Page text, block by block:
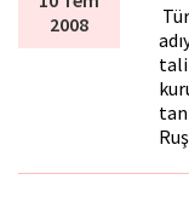
2008